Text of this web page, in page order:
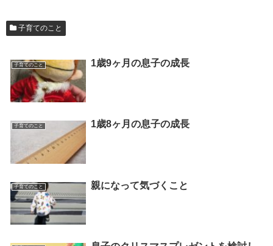
子育てのこと
子育てのこと 1歳9ヶ月の息子の成長
子育てのこと 1歳8ヶ月の息子の成長
子育てのこと 親になって気づくこと